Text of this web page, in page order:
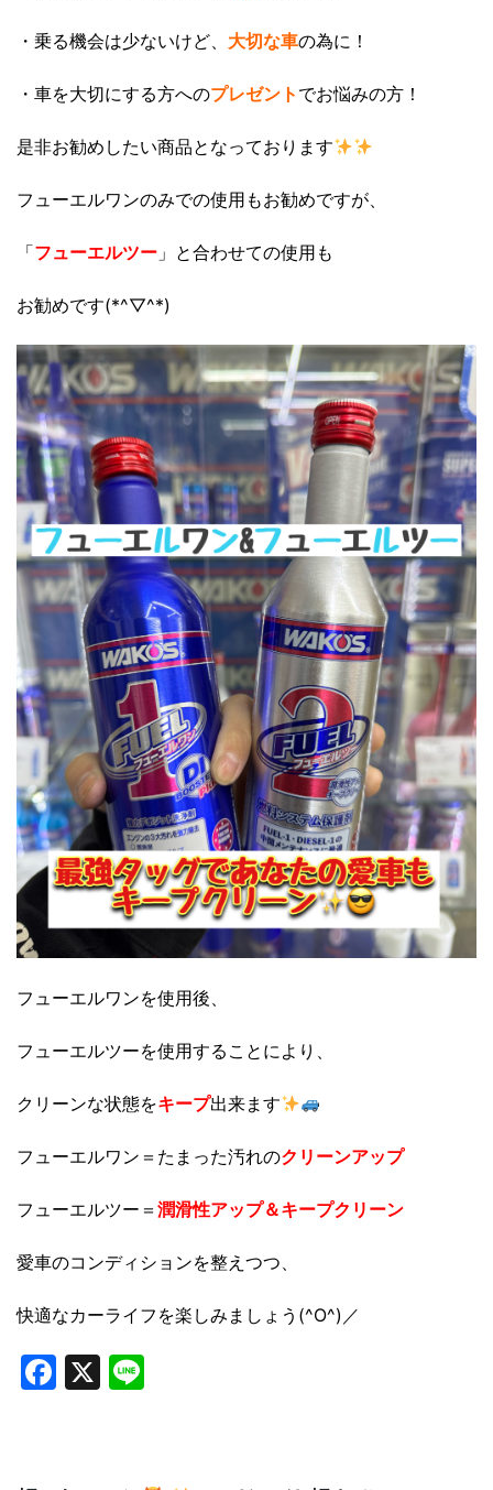
・乗る機会は少ないけど、 大切な車の為に！
・車を大切にする方へのプレゼント でお悩みの方！
是非お勧めしたい商品となっております
フューエルワンのみでの使用もお勧めですが、
「フューエルツー 」と合わせての使用も
お勧めです(*^▽^*)
フューエルワンを使用後、
フューエルツーを使用することにより、
クリーンな状態をキープ出来ます
フューエルワン＝たまった汚れのクリーンアップ
フューエルツー＝ 潤滑性アップ＆キープクリーン
愛車のコンディションを整えつつ、
快適なカーライフを楽しみましょう(^O^)／
Facebook
X